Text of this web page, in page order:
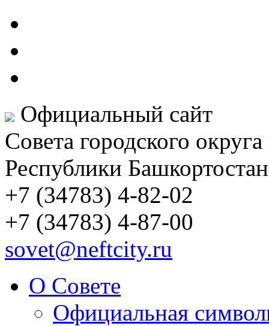
Официальный сайт
Совета городского
Республики Башкортостан
+7 (34783) 4-82-02
+7 (34783) 4-87-00
sovet@neftcity.ru
О Совете
Официальная